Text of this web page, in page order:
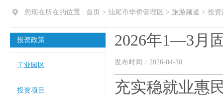
您现在所在的位置 : 首页 > 汕尾市华侨管理区 > 旅游频道 > 投资
投资政策
工业园区
投资项目
2026年1—3月
发布时间：2026-04-30
充实稳就业惠